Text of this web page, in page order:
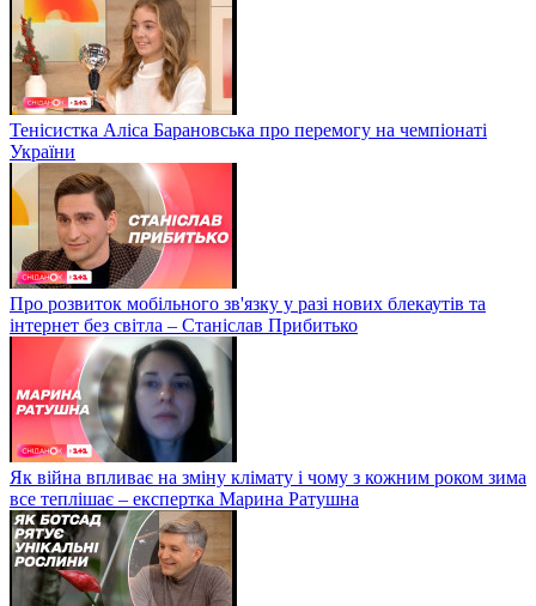
Тенісистка Аліса Барановська про перемогу на чемпіонаті
України
Про розвиток мобільного зв'язку у разі нових блекаутів та
інтернет без світла – Станіслав Прибитько
Як війна впливає на зміну клімату і чому з кожним роком зима
все теплішає – експертка Марина Ратушна